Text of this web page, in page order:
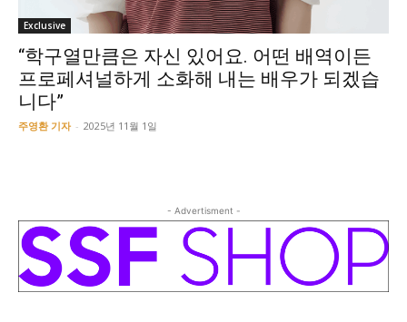
Exclusive
“학구열만큼은 자신 있어요. 어떤 배역이든
프로페셔널하게 소화해 내는 배우가 되겠습
니다”
주영환 기자 - 2025년 11월 1일
- Advertisment -